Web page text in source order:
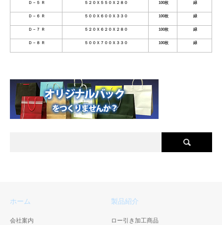
Ｄ－５ Ｒ ５２０Ｘ５５０Ｘ２８０ 100枚 緑
Ｄ－６ Ｒ ５００Ｘ６００Ｘ３３０ 100枚 緑
Ｄ－７ Ｒ ５２０Ｘ６２０Ｘ２８０ 100枚 緑
Ｄ－８ Ｒ ５００Ｘ７００Ｘ３３０ 100枚 緑
ホーム
会社案内
製品紹介
ロー引き加工商品